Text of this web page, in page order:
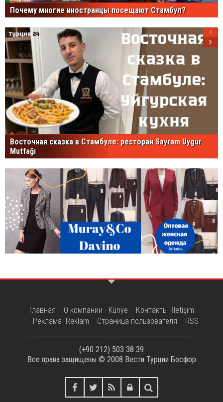
Почему многие иностранцы посещают Стамбул?
Восточная сказка в Стамбуле: ресторан Sayram Uygur
Mutfağı
Главная О компании - Künye
Контакты -İletişim
Реклама- Reklam
Страница пользователя RSS
(+90 212) 503 38 39
Все права защищены © 2008 Вести Турции Босфор